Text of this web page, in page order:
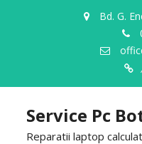
Bd. G.
Service Pc
Reparatii laptop